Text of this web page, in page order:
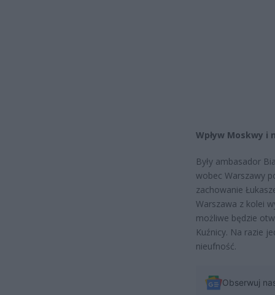
Wpływ Moskwy i
Były ambasador
wobec Warszawy
zachowanie
Warszawa z kolei
możliwe będzie
Kuźnicy. Na razie
nieufność.
Obserwuj